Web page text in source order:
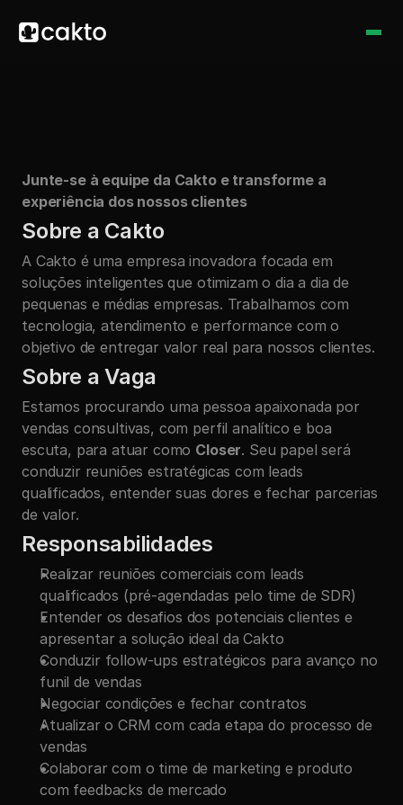
Junte-se à equipe da Cakto e transforme a
experiência dos nossos clientes
Sobre a Cakto
A Cakto é uma empresa inovadora focada em
soluções inteligentes que otimizam o dia a dia de
pequenas e médias empresas. Trabalhamos com
tecnologia, atendimento e performance com o
objetivo de entregar valor real para nossos clientes.
Sobre a Vaga
Estamos procurando uma pessoa apaixonada por
vendas consultivas, com perfil analítico e boa
escuta, para atuar como Closer. Seu papel será
conduzir reuniões estratégicas com leads
qualificados, entender suas dores e fechar parcerias
de valor.
Responsabilidades
Realizar reuniões comerciais com leads
qualificados (pré-agendadas pelo time de SDR)
Entender os desafios dos potenciais clientes e
apresentar a solução ideal da Cakto
Conduzir follow-ups estratégicos para avanço no
funil de vendas
Negociar condições e fechar contratos
Atualizar o CRM com cada etapa do processo de
vendas
Colaborar com o time de marketing e produto
com feedbacks de mercado